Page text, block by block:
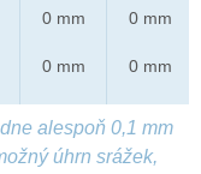
0 mm
0 mm
0 mm
0 mm
alespoň 0,1 mm
úhrn srážek,